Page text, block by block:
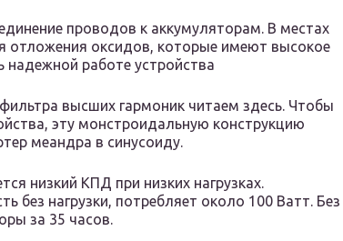
проводов к аккумуляторам. В местах
отложения оксидов, которые имеют высокое
надежной работе устройства
высших гармоник читаем здесь. Чтобы
эту монстроидальную конструкцию
меандра в синусоиду.
низкий КПД при низких нагрузках.
без нагрузки, потребляет около 100 Ватт. Без
за 35 часов.